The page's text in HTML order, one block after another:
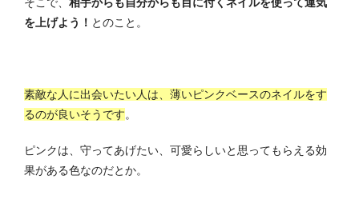
そこで、 相手からも自分からも目に付くネイルを使って運気
を上げよう！ とのこと。
素敵な人に出会いたい人は、薄いピンクベースのネイルをす
るのが良いそうです。
ピンクは、守ってあげたい、可愛らしいと思ってもらえる効
果がある色なのだとか。